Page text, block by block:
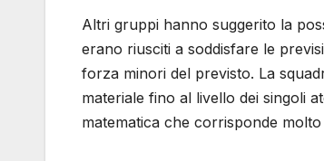
Altri gruppi hanno suggerito la
erano riusciti a soddisfare le
forza minori del previsto. La
materiale fino al livello dei singoli
matematica che corrisponde